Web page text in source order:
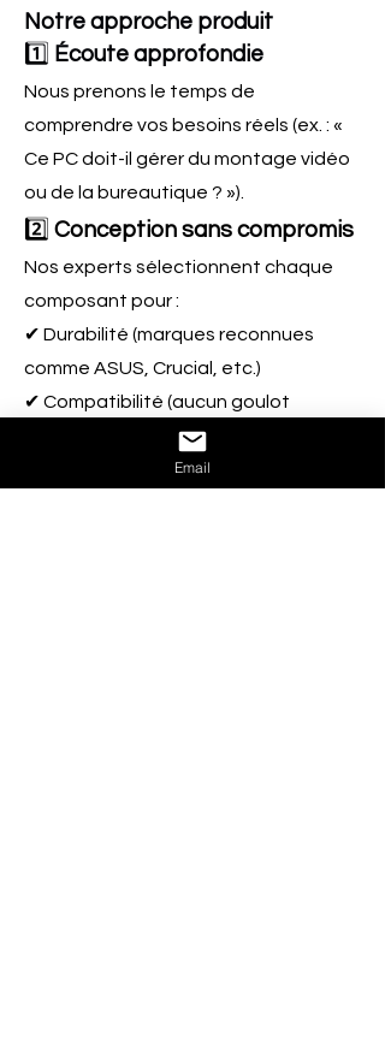
Notre approche produit
1️⃣ Écoute approfondie
Nous prenons le temps de
comprendre vos besoins réels (ex. : «
Ce PC doit-il gérer du montage vidéo
ou de la bureautique ? »).
2️⃣ Conception sans compromis
​Nos experts sélectionnent chaque
composant pour :
✔ Durabilité (marques reconnues
comme ASUS, Crucial, etc.)
✔ Compatibilité (aucun goulot
✔ Évolutivité (votre PC peut être
Email